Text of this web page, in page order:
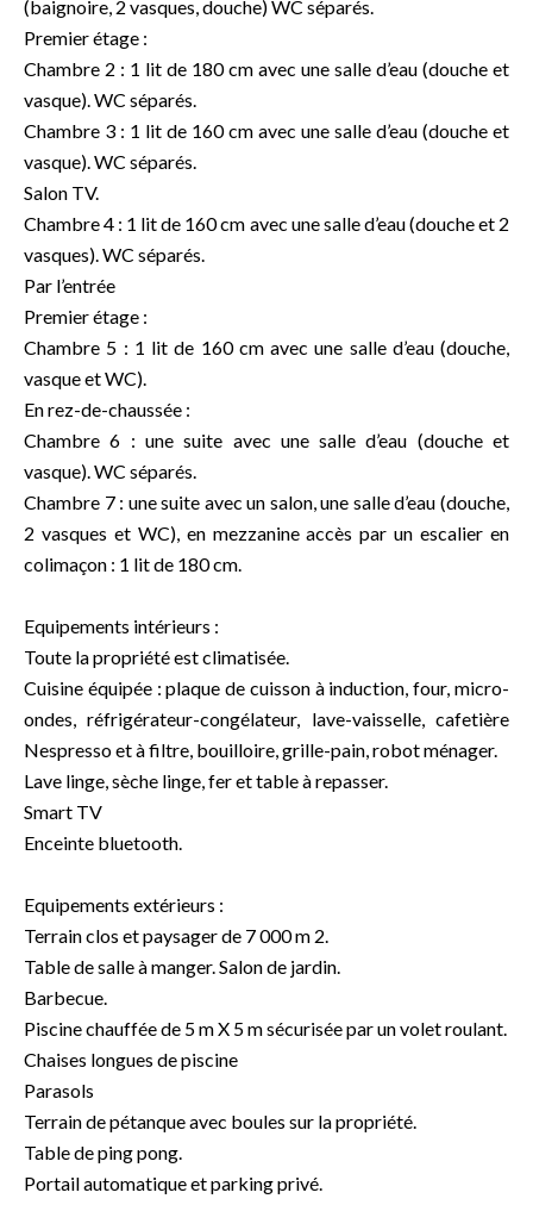
(baignoire, 2 vasques, douche) WC séparés.
Premier étage :
Chambre 2 : 1 lit de 180 cm avec une salle d’eau (douche et
vasque). WC séparés.
Chambre 3 : 1 lit de 160 cm avec une salle d’eau (douche et
vasque). WC séparés.
Salon TV.
Chambre 4 : 1 lit de 160 cm avec une salle d’eau (douche et 2
vasques). WC séparés.
Par l’entrée
Premier étage :
Chambre 5 : 1 lit de 160 cm avec une salle d’eau (douche,
vasque et WC).
En rez-de-chaussée :
Chambre 6 : une suite avec une salle d’eau (douche et
vasque). WC séparés.
Chambre 7 : une suite avec un salon, une salle d’eau (douche,
2 vasques et WC), en mezzanine accès par un escalier en
colimaçon : 1 lit de 180 cm.
Equipements intérieurs :
Toute la propriété est climatisée.
Cuisine équipée : plaque de cuisson à induction, four, micro-
ondes, réfrigérateur-congélateur, lave-vaisselle, cafetière
Nespresso et à filtre, bouilloire, grille-pain, robot ménager.
Lave linge, sèche linge, fer et table à repasser.
Smart TV
Enceinte bluetooth.
Equipements extérieurs :
Terrain clos et paysager de 7 000 m 2.
Table de salle à manger. Salon de jardin.
Barbecue.
Piscine chauffée de 5 m X 5 m sécurisée par un volet roulant.
Chaises longues de piscine
Parasols
Terrain de pétanque avec boules sur la propriété.
Table de ping pong.
Portail automatique et parking privé.